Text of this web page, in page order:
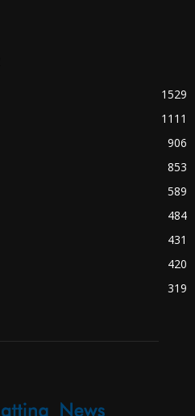
1529
1111
906
853
589
484
431
420
319